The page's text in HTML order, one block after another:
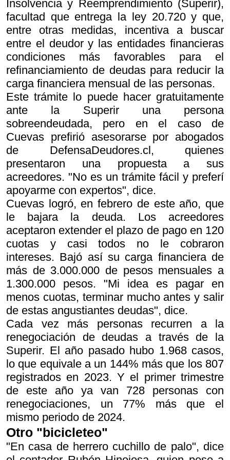
Insolvencia y Reemprendimiento (Superir),
facultad que entrega la ley 20.720 y que,
entre otras medidas, incentiva a buscar
entre el deudor y las entidades financieras
condiciones más favorables para el
refinanciamiento de deudas para reducir la
carga financiera mensual de las personas.
Este trámite lo puede hacer gratuitamente
ante la Superir una persona
sobreendeudada, pero en el caso de
Cuevas prefirió asesorarse por abogados
de DefensaDeudores.cl, quienes
presentaron una propuesta a sus
acreedores. "No es un trámite fácil y preferí
apoyarme con expertos", dice.
Cuevas logró, en febrero de este año, que
le bajara la deuda. Los acreedores
aceptaron extender el plazo de pago en 120
cuotas y casi todos no le cobraron
intereses. Bajó así su carga financiera de
más de 3.000.000 de pesos mensuales a
1.300.000 pesos. "Mi idea es pagar en
menos cuotas, terminar mucho antes y salir
de estas angustiantes deudas", dice.
Cada vez más personas recurren a la
renegociación de deudas a través de la
Superir. El año pasado hubo 1.968 casos,
lo que equivale a un 144% más que los 807
registrados en 2023. Y el primer trimestre
de este año ya van 728 personas con
renegociaciones, un 77% más que el
mismo periodo de 2024.
Otro "bicicleteo"
"En casa de herrero cuchillo de palo", dice